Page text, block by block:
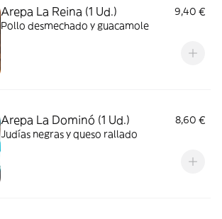
Arepa La Reina (1 Ud.)
9,40 €
Pollo desmechado y guacamole
Arepa La Dominó (1 Ud.)
8,60 €
Judías negras y queso rallado